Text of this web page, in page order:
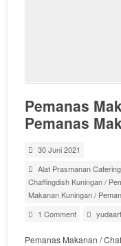
Pemanas
Pemanas
30 Juni 2021
Alat Prasmanan Catering
Chaffingdish Kuningan/
Makanan Kuningan/
1 Comment
Pemanas Makanan /